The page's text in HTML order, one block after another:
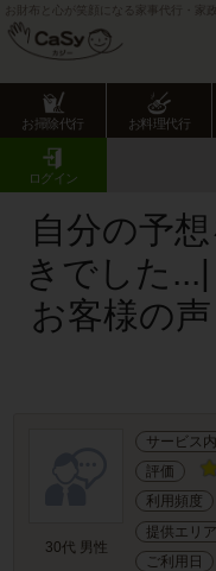
お財布と心が笑顔になる家事代行・家
お掃除代行 お料理代行
ログイン
CaSy TOP
お客様の声･口コミ詳細
自分の予
きでした
お客様の
30代 男性
サービス
評価
利用頻度
提供エリア
ご利用日